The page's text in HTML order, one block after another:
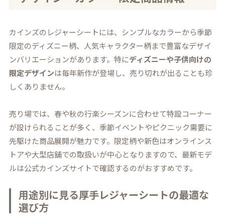
カインズのレジャーシートには、シンプルなカラーから季節
限定のディズニー柄、人気キャラクター柄まで豊富なデザイ
ンバリエーションがあります。特にディズニーや子供向けの
限定デザインは毎年新作が登場し、売り切れが出ることも珍
しくありません。
売り場では、春や秋の行楽シーズンに合わせて特設コーナー
が設けられることが多く、季節イベントやピクニック需要に
先駆けた商品展開が魅力です。限定柄や新色はオンラインス
トアや大型店舗での取扱いが中心となりますので、最新モデ
ルは公式カインズサイトで確認するのがおすすめです。
用途別に見る厚手レジャーシートの最適な
選び方